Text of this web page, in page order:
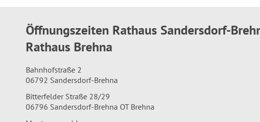
Öffnungszeiten Rathaus Sandersdorf-
Rathaus Brehna
Bahnhofstraße 2
06792 Sandersdorf-Brehna
Bitterfelder Straße 28/29
06796 Sandersdorf-Brehna OT Brehna